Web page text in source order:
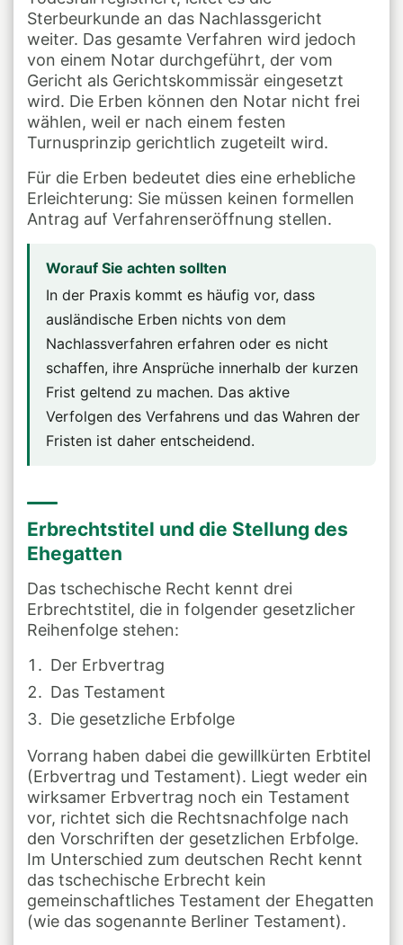
Sterbeurkunde an das Nachlassgericht
weiter. Das gesamte Verfahren wird jedoch
von einem Notar durchgeführt, der vom
Gericht als Gerichtskommissär eingesetzt
wird. Die Erben können den Notar nicht frei
wählen, weil er nach einem festen
Turnusprinzip gerichtlich zugeteilt wird.
Für die Erben bedeutet dies eine erhebliche
Erleichterung: Sie müssen keinen formellen
Antrag auf Verfahrenseröffnung stellen.
Worauf Sie achten sollten
In der Praxis kommt es häufig vor, dass
ausländische Erben nichts von dem
Nachlassverfahren erfahren oder es nicht
schaffen, ihre Ansprüche innerhalb der kurzen
Frist geltend zu machen. Das aktive
Verfolgen des Verfahrens und das Wahren der
Fristen ist daher entscheidend.
Erbrechtstitel und die Stellung des
Ehegatten
Das tschechische Recht kennt drei
Erbrechtstitel, die in folgender gesetzlicher
Reihenfolge stehen:
Der Erbvertrag
Das Testament
Die gesetzliche Erbfolge
Vorrang haben dabei die gewillkürten Erbtitel
(Erbvertrag und Testament). Liegt weder ein
wirksamer Erbvertrag noch ein Testament
vor, richtet sich die Rechtsnachfolge nach
den Vorschriften der gesetzlichen Erbfolge.
Im Unterschied zum deutschen Recht kennt
das tschechische Erbrecht kein
gemeinschaftliches Testament der Ehegatten
(wie das sogenannte Berliner Testament).